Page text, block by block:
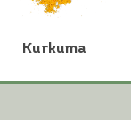
Kurkuma